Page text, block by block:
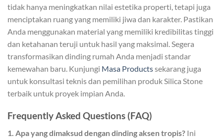
tidak hanya meningkatkan nilai estetika properti, tetapi juga
menciptakan ruang yang memiliki jiwa dan karakter. Pastikan
Anda menggunakan material yang memiliki kredibilitas tinggi
dan ketahanan teruji untuk hasil yang maksimal. Segera
transformasikan dinding rumah Anda menjadi standar
kemewahan baru. Kunjungi Masa Productssekarang juga
untuk konsultasi teknis dan pemilihan produk Silica Stone
terbaik untuk proyek impian Anda.
Frequently Asked Questions (FAQ)
1. Apa yang dimaksud dengan dinding aksen tropis? Ini